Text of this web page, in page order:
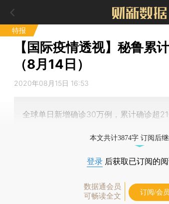
特报
【国际疫情透视】秘鲁累
（8月14日）
2020年08月15日 16:53
全球单日新增确诊30万例，累计确诊超
本文共计3874字 订阅后
登录 后获取已订阅的
数据通会员
可畅读全文
订阅/会